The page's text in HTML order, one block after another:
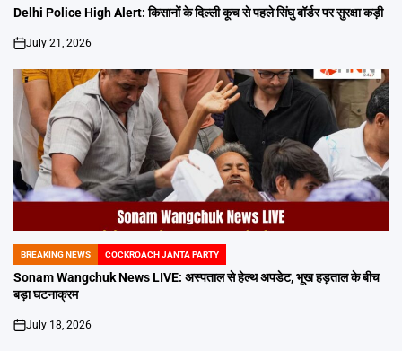
IN
Delhi Police High Alert: किसानों के दिल्ली कूच से पहले सिंघु बॉर्डर पर सुरक्षा कड़ी
on
July 21, 2026
POSTED
IN
BREAKING NEWS COCKROACH JANTA PARTY
Sonam Wangchuk News LIVE: अस्पताल से हेल्थ अपडेट, भूख हड़ताल के बीच
बड़ा घटनाक्रम
on
July 18, 2026